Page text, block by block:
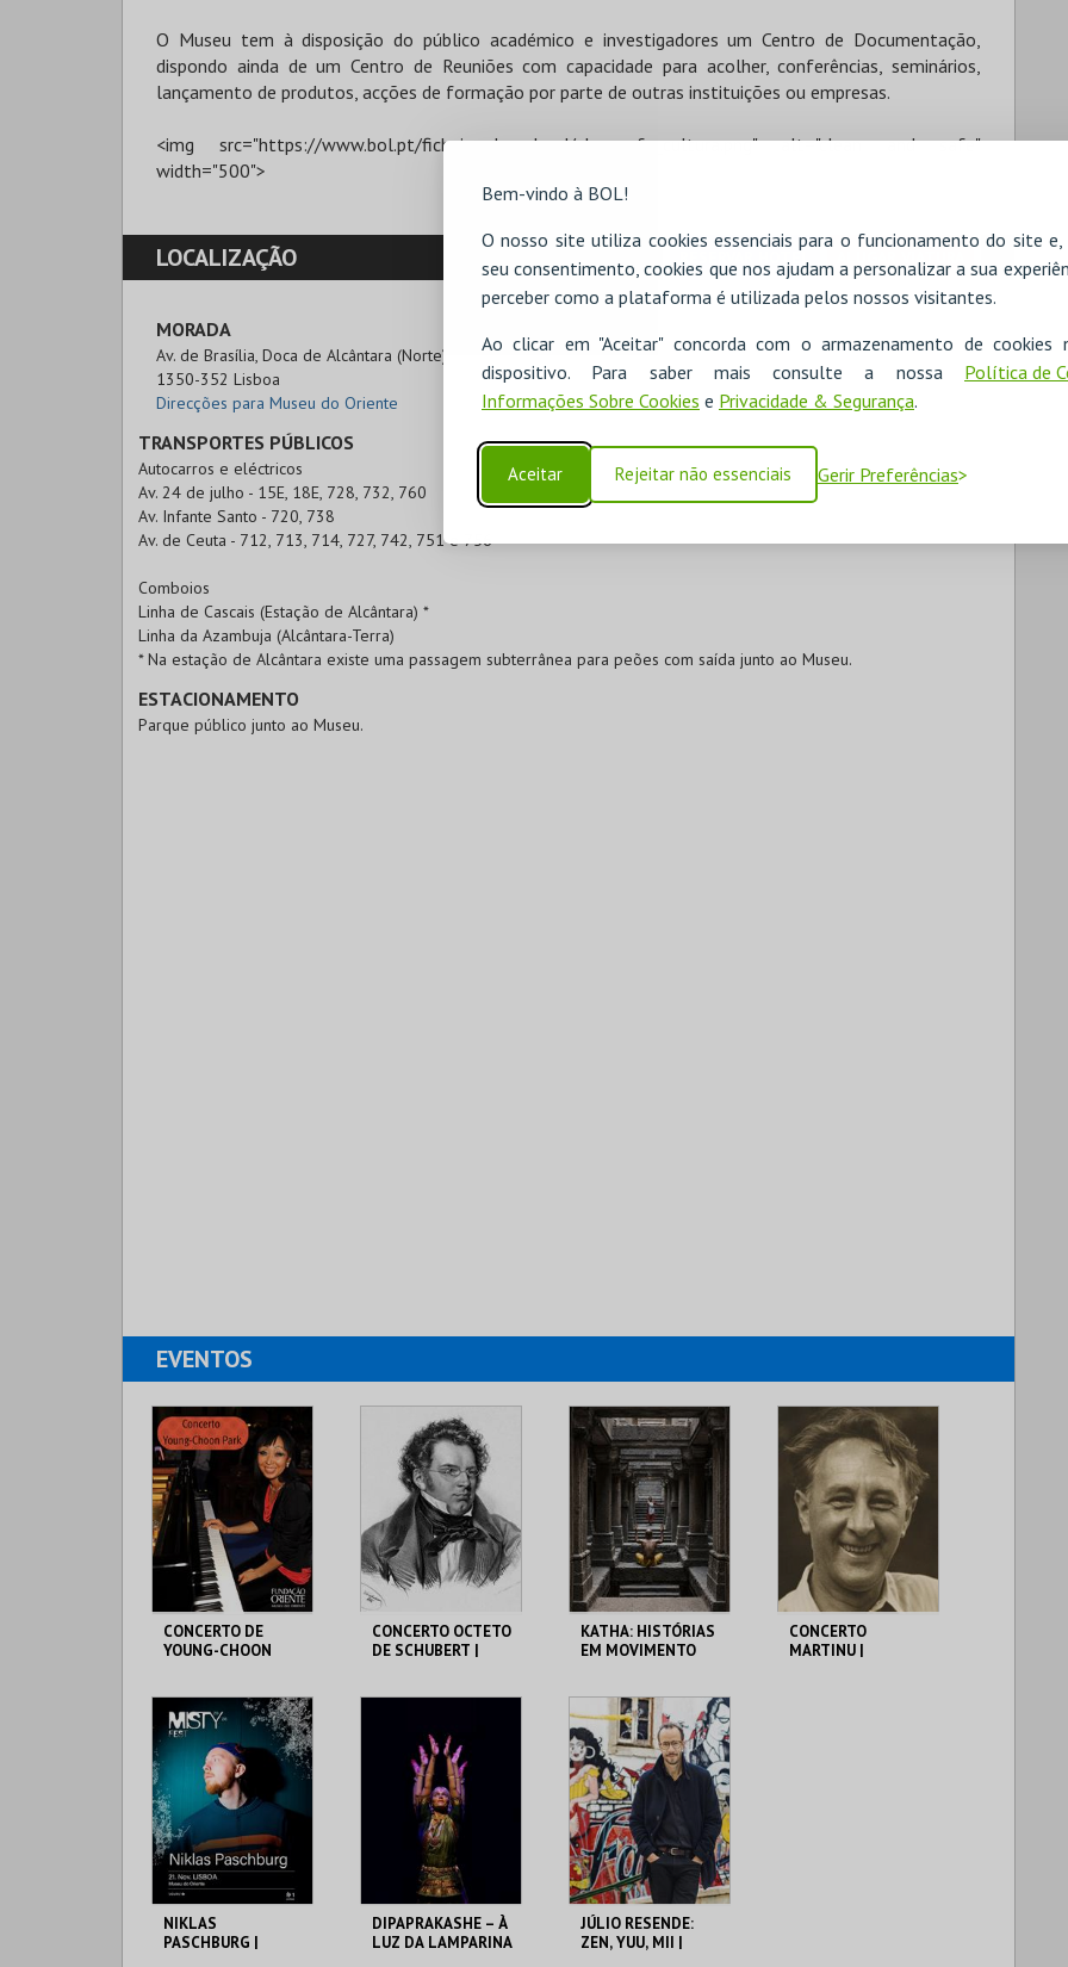
Bem-vindo à BOL!
O nosso site utiliza cookies essenciais para o funcionamento do site
seu consentimento, cookies que nos ajudam a personalizar a sua
perceber como a plataforma é utilizada pelos nossos visitantes.
Ao clicar em "Aceitar" concorda com o armazenamento de cookies
dispositivo. Para saber mais consulte a nossa Política de
Informações Sobre Cookies e Privacidade & Segurança.
Aceitar Rejeitar não essenciais Gerir Preferências
O Museu tem à disposição do público académico e investigadores um Centro de Documentação,
dispondo ainda de um Centro de Reuniões com capacidade para acolher, conferências, seminários,
lançamento de produtos, acções de formação por parte de outras instituições ou empresas.
<img src="https://www.bol.pt/ficheirosdownload/cleansafe_cultura.png" alt="clean and safe"
width="500">
LOCALIZAÇÃO RESERVAR HOTEL ALUGAR VIATURA
MORADA
Av. de Brasília, Doca de Alcântara (Norte)
1350-352 Lisboa
Direcções para Museu do Oriente
TRANSPORTES PÚBLICOS
Autocarros e eléctricos
Av. 24 de julho - 15E, 18E, 728, 732, 760
Av. Infante Santo - 720, 738
Av. de Ceuta - 712, 713, 714, 727, 742, 751 e 756
Comboios
Linha de Cascais (Estação de Alcântara) *
Linha da Azambuja (Alcântara-Terra)
* Na estação de Alcântara existe uma passagem subterrânea para peões com saída junto ao Museu.
ESTACIONAMENTO
Parque público junto ao Museu.
EVENTOS
CONCERTO DE
YOUNG-CHOON
MUSEU DO ORIENTE
MAIS INFO
COMPRAR
CONCERTO OCTETO
DE SCHUBERT |
MAIS INFO
COMPRAR
KATHA: HISTÓRIAS
EM MOVIMENTO
MUSEU DO ORIENTE
MAIS INFO
COMPRAR
CONCERTO
MARTINU |
NIKLAS
PASCHBURG |
DIPAPRAKASHE – À
LUZ DA LAMPARINA
JÚLIO RESENDE:
ZEN, YUU, MII |